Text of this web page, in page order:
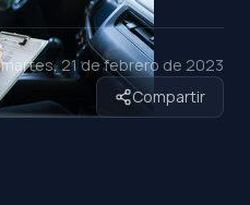
martes, 21 de febrero de 2023
Compartir